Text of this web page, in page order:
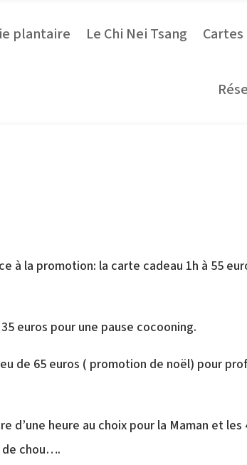
plantaire Le Chi Nei Tsang
à la promotion: la carte cadeau 1h à 55
euros pour une pause cocooning.
de 65 euros ( promotion de noël) pour
d’une heure au choix pour la Maman et
de chou….